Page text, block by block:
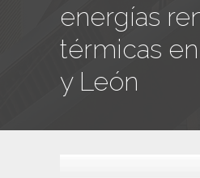
energías
térmicas
y León